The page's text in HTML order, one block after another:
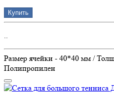
Купить
..
Размер ячейки - 40*40 мм /
Полипропилен